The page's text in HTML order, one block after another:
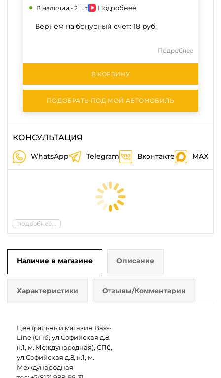
В наличии - 2 шт Подробнее
Вернем на бонусный счет: 18 руб.
Подробнее
В КОРЗИНУ
ПОДОБРАТЬ ПОД МОЙ АВТОМОБИЛЬ
КОНСУЛЬТАЦИЯ
WhatsApp Telegram Вконтакте MAX
подробнее...
Наличие в магазине Описание
Характеристики Отзывы/Комментарии
Центральный магазин Bass-
Line (СПб, ул.Софийская д.8,
к.1, м. Международная), СПб,
ул.Софийская д.8, к.1, м.
Международная